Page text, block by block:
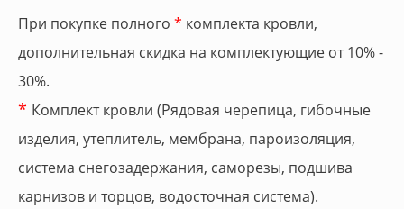
При покупке полного * комплекта кровли,
дополнительная скидка на комплектующие от 10% -
30%.
* Комплект кровли (Рядовая черепица, гибочные
изделия, утеплитель, мембрана, пароизоляция,
система снегозадержания, саморезы, подшива
карнизов и торцов, водосточная система).